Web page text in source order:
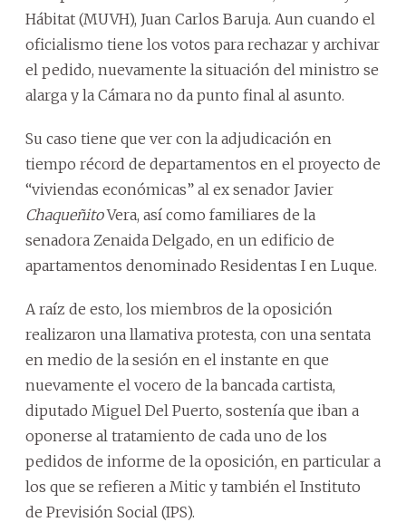
Hábitat (MUVH), Juan Carlos Baruja. Aun cuando el
oficialismo tiene los votos para rechazar y archivar
el pedido, nuevamente la situación del ministro se
alarga y la Cámara no da punto final al asunto.
Su caso tiene que ver con la adjudicación en
tiempo récord de departamentos en el proyecto de
“viviendas económicas” al ex senador Javier
ChaqueñitoVera, así como familiares de la
senadora Zenaida Delgado, en un edificio de
apartamentos denominado Residentas I en Luque.
A raíz de esto, los miembros de la oposición
realizaron una llamativa protesta, con una sentata
en medio de la sesión en el instante en que
nuevamente el vocero de la bancada cartista,
diputado Miguel Del Puerto, sostenía que iban a
oponerse al tratamiento de cada uno de los
pedidos de informe de la oposición, en particular a
los que se refieren a Mitic y también el Instituto
de Previsión Social (IPS).